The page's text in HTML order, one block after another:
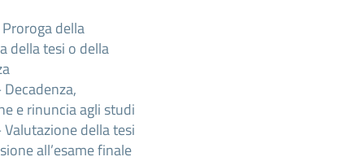
della
della tesi o della
e rinuncia agli studi
della tesi
all’esame finale